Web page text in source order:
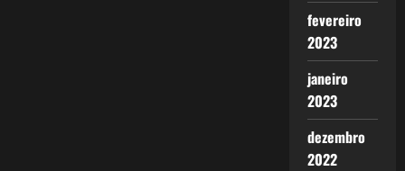
fevereiro
2023
janeiro
2023
dezembro
2022